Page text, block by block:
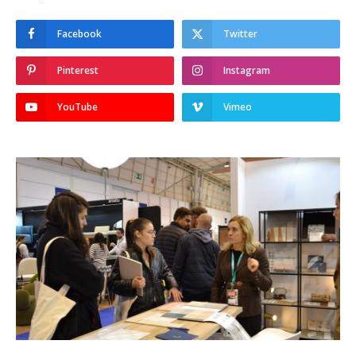
Facebook Twitter
Pinterest Instagram
YouTube Vimeo